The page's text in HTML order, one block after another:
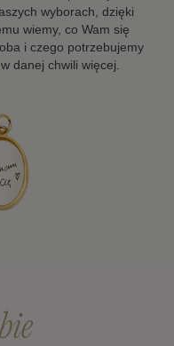
wyborach, dzięki
wiemy, co Wam się
i czego potrzebujemy
w danej chwili więcej.